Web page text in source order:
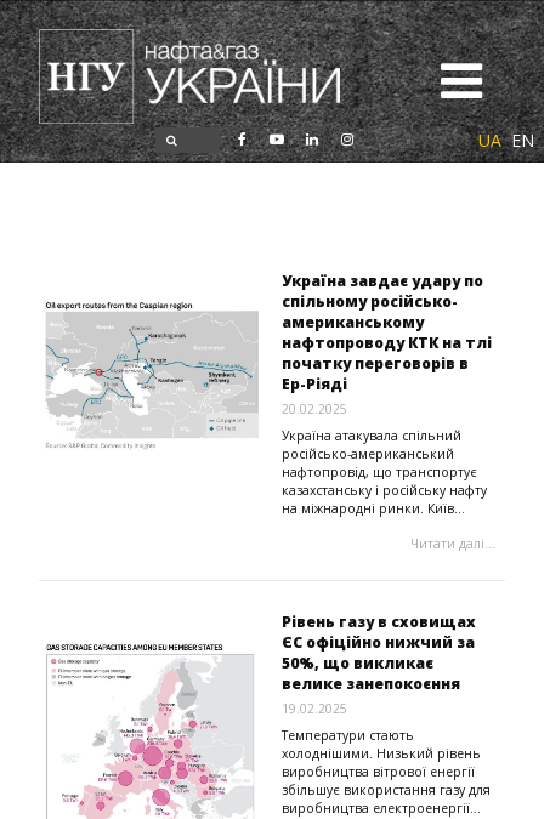
UA EN
Україна завдає удару по
спільному російсько-
американському
нафтопроводу КТК на тлі
початку переговорів в
Ер-Ріяді
20.02.2025
Україна атакувала спільний
російсько-американський
нафтопровід, що транспортує
казахстанську і російську нафту
на міжнародні ринки. Київ...
Читати далі...
Рівень газу в сховищах
ЄС офіційно нижчий за
50%, що викликає
велике занепокоєння
19.02.2025
Температури стають
холоднішими. Низький рівень
виробництва вітрової енергії
збільшує використання газу для
виробництва електроенергії...